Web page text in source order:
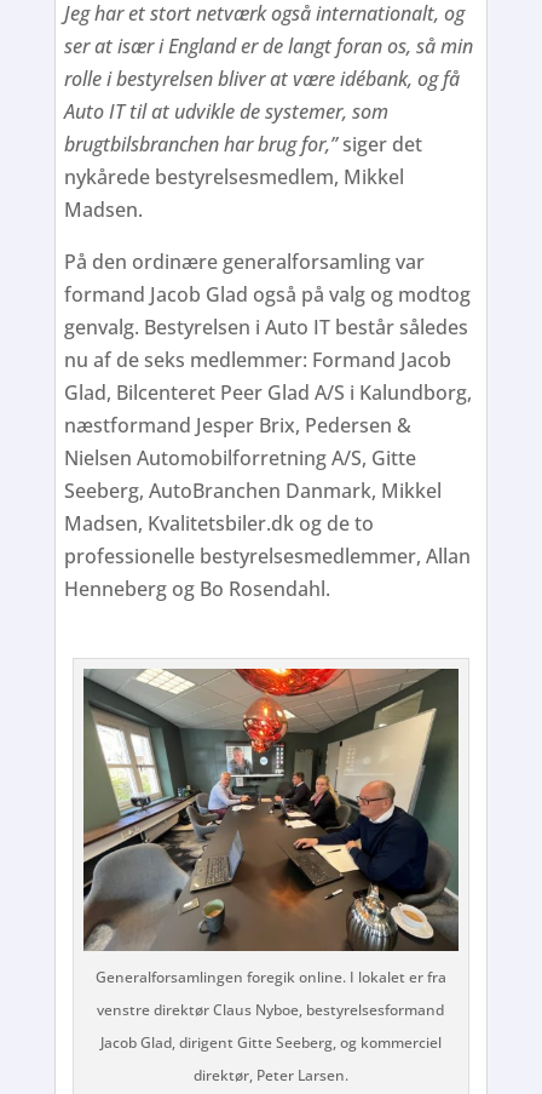
Jeg har et stort netværk også internationalt, og
ser at især i England er de langt foran os, så min
rolle i bestyrelsen bliver at være idébank, og få
Auto IT til at udvikle de systemer, som
brugtbilsbranchen har brug for,”siger det
nykårede bestyrelsesmedlem, Mikkel
Madsen.
På den ordinære generalforsamling var
formand Jacob Glad også på valg og modtog
genvalg. Bestyrelsen i Auto IT består således
nu af de seks medlemmer: Formand Jacob
Glad, Bilcenteret Peer Glad A/S i Kalundborg,
næstformand Jesper Brix, Pedersen &
Nielsen Automobilforretning A/S, Gitte
Seeberg, AutoBranchen Danmark, Mikkel
Madsen, Kvalitetsbiler.dk og de to
professionelle bestyrelsesmedlemmer, Allan
Henneberg og Bo Rosendahl.
Generalforsamlingen foregik online. I lokalet er fra
venstre direktør Claus Nyboe, bestyrelsesformand
Jacob Glad, dirigent Gitte Seeberg, og kommerciel
direktør, Peter Larsen.